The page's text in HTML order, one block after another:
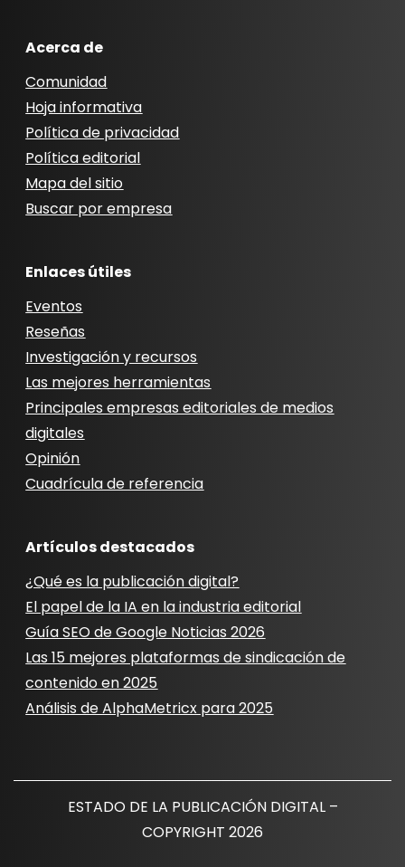
Acerca de
Comunidad
Hoja informativa
Política de privacidad
Política editorial
Mapa del sitio
Buscar por empresa
Enlaces útiles
Eventos
Reseñas
Investigación y recursos
Las mejores herramientas
Principales empresas editoriales de medios
digitales
Opinión
Cuadrícula de referencia
Artículos destacados
¿Qué es la publicación digital?
El papel de la IA en la industria editorial
Guía SEO de Google Noticias 2026
Las 15 mejores plataformas de sindicación de
contenido en 2025
Análisis de AlphaMetricx para 2025
ESTADO DE LA PUBLICACIÓN DIGITAL –
COPYRIGHT 2026